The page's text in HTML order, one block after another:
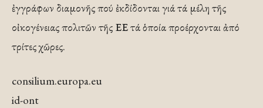
ἐγγράφων διαμονῆς πού ἐκδίδονται γιά τά μέλη τῆς
οἰκογένειας πολιτῶν τῆς ΕΕ τά ὁποία προέρχονται ἀπό
τρίτες χῶρες.
consilium.europa.eu
id-ont